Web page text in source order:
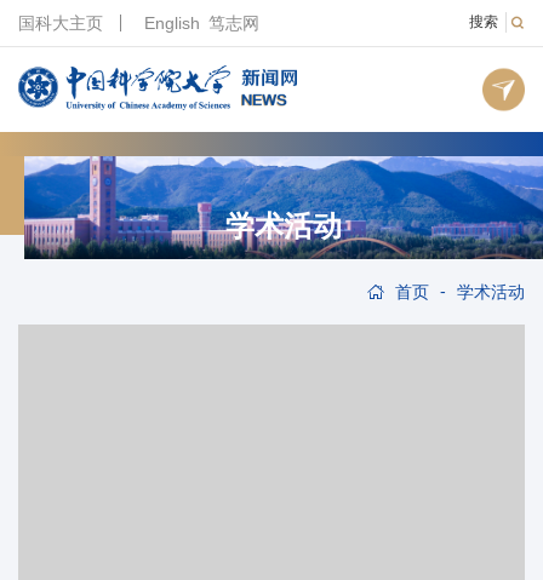
搜索
国科大主页 English 笃志网
学术活动
首页 - 学术活动